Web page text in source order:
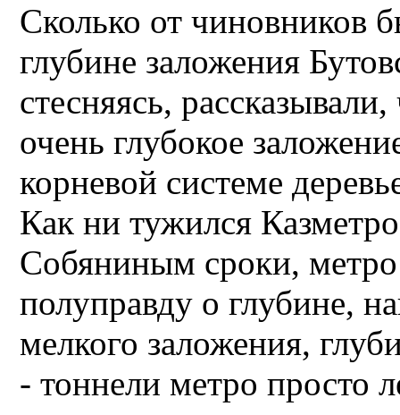
Сколько от чиновников
глубине заложения
стесняясь,
очень глубокое
корневой системе
Как ни тужился
Собяниным сроки,
полуправду о глубине,
мелкого заложения,
- тоннели метро просто